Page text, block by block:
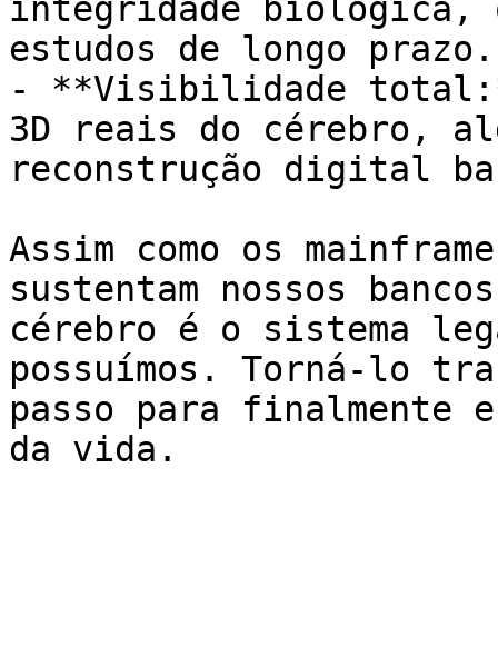
integridade biológica,
estudos de longo prazo.
- **Visibilidade
3D reais do cérebro,
reconstrução digital
Assim como os
sustentam nossos
cérebro é o sistema
possuímos. Torná-lo
passo para finalmente
da vida.